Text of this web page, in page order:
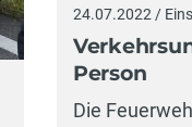
24.07.2022 /
Person
Die